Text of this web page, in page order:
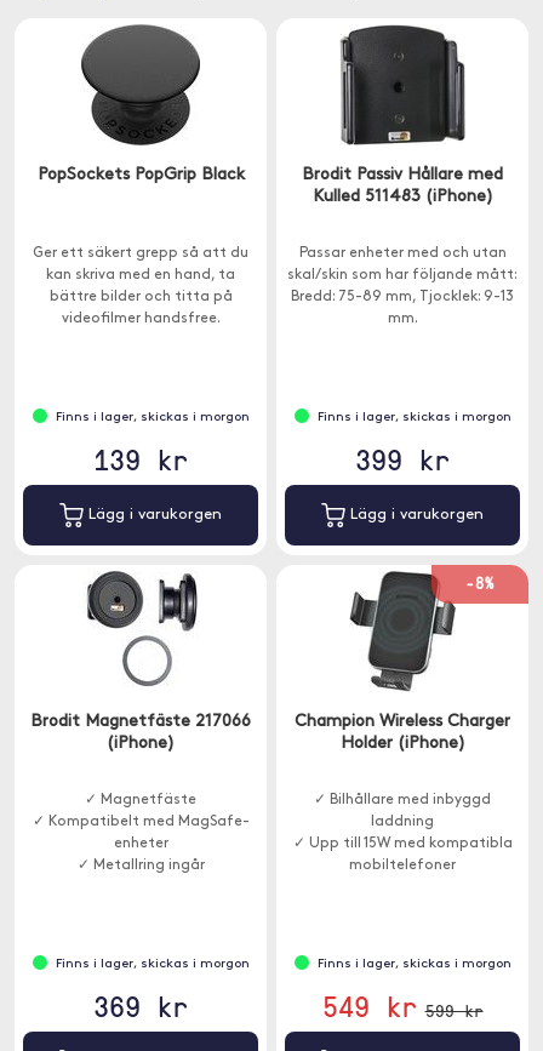
PopSockets PopGrip Black
Ger ett säkert grepp så att du
kan skriva med en hand, ta
bättre bilder och titta på
videofilmer handsfree.
Finns i lager, skickas i morgon
139 kr
Lägg i varukorgen
Brodit Passiv Hållare med
Kulled 511483 (iPhone)
Passar enheter med och utan
skal/skin som har följande mått:
Bredd: 75-89 mm, Tjocklek: 9-13
mm.
Finns i lager, skickas i morgon
399 kr
Lägg i varukorgen
Brodit Magnetfäste 217066
(iPhone)
✓ Magnetfäste
✓ Kompatibelt med MagSafe-
enheter
✓ Metallring ingår
Finns i lager, skickas i morgon
369 kr
-8%
Champion Wireless Charger
Holder (iPhone)
✓ Bilhållare med inbyggd
laddning
✓ Upp till 15W med kompatibla
mobiltelefoner
Finns i lager, skickas i morgon
549 kr 599 kr